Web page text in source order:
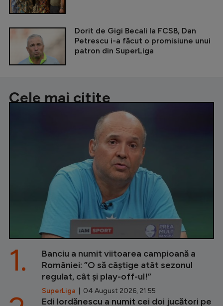
Dorit de Gigi Becali la FCSB, Dan
Petrescu i-a făcut o promisiune unui
patron din SuperLiga
Cele mai citite
Banciu a numit viitoarea campioană a
României: ”O să câștige atât sezonul
regulat, cât și play-off-ul!”
SuperLiga | 04 August 2026, 21:55
1.
Edi Iordănescu a numit cei doi jucători pe